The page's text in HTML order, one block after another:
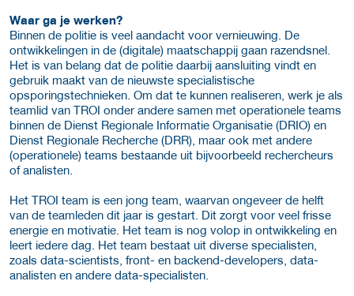
Waar ga je werken?
Binnen de politie is veel aandacht voor vernieuwing. De
ontwikkelingen in de (digitale) maatschappij gaan razendsnel.
Het is van belang dat de politie daarbij aansluiting vindt en
gebruik maakt van de nieuwste specialistische
opsporingstechnieken. Om dat te kunnen realiseren, werk je als
teamlid van TROI onder andere samen met operationele teams
binnen de Dienst Regionale Informatie Organisatie (DRIO) en
Dienst Regionale Recherche (DRR), maar ook met andere
(operationele) teams bestaande uit bijvoorbeeld rechercheurs
of analisten.
Het TROI team is een jong team, waarvan ongeveer de helft
van de teamleden dit jaar is gestart. Dit zorgt voor veel frisse
energie en motivatie. Het team is nog volop in ontwikkeling en
leert iedere dag. Het team bestaat uit diverse specialisten,
zoals data-scientists, front- en backend-developers, data-
analisten en andere data-specialisten.